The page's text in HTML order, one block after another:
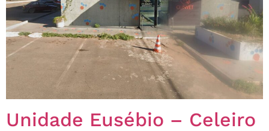
Unidade Eusébio – Celeiro